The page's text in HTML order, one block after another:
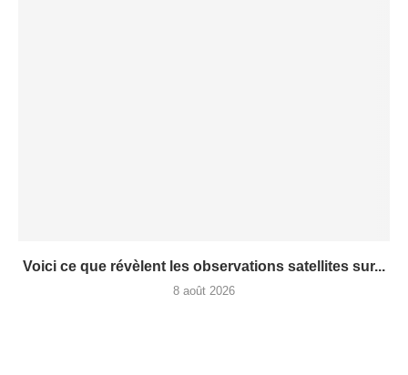
Voici ce que révèlent les observations satellites sur...
8 août 2026